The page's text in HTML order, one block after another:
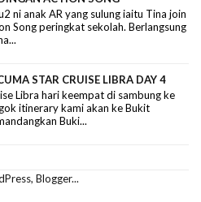
ni anak AR yang sulung iaitu Tina join
Song peringkat sekolah. Berlangsung
STAR CRUISE LIBRA DAY 4
Libra hari keempat di sambung ke
itinerary kami akan ke Bukit
Buki...